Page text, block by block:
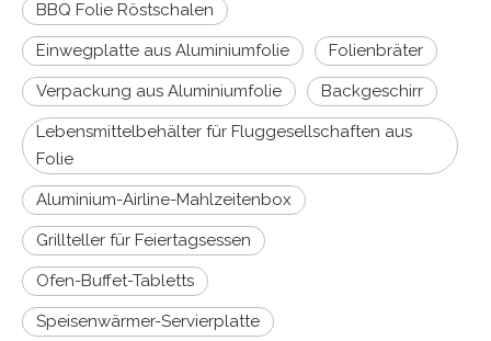
BBQ Folie Röstschalen
Einwegplatte aus Aluminiumfolie Folienbräter
Verpackung aus Aluminiumfolie Backgeschirr
Lebensmittelbehälter für Fluggesellschaften aus
Folie
Aluminium-Airline-Mahlzeitenbox
Grillteller für Feiertagsessen
Ofen-Buffet-Tabletts
Speisenwärmer-Servierplatte